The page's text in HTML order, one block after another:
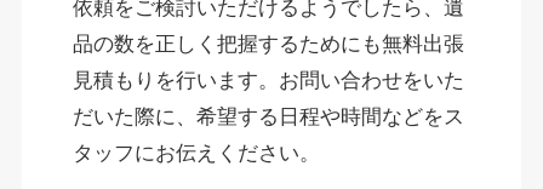
依頼をご検討いただけるようでしたら、遺
品の数を正しく把握するためにも無料出張
見積もりを行います。お問い合わせをいた
だいた際に、希望する日程や時間などをス
タッフにお伝えください。